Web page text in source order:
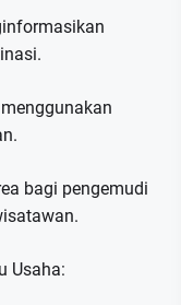
bagi pengemudi
Usaha: